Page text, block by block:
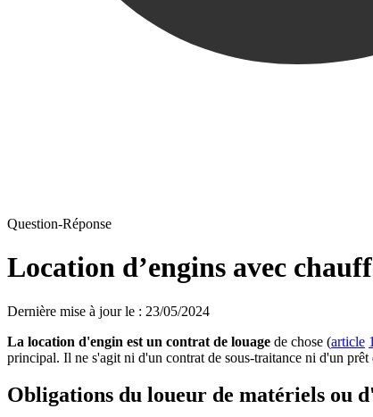
Question-Réponse
Location d’engins avec
Dernière mise à jour le : 23/05/2024
La location d'engin est un contrat de louage de chose (article
principal. Il ne s'agit ni d'un contrat de sous-traitance ni d'un
Obligations du loueur de matériels ou